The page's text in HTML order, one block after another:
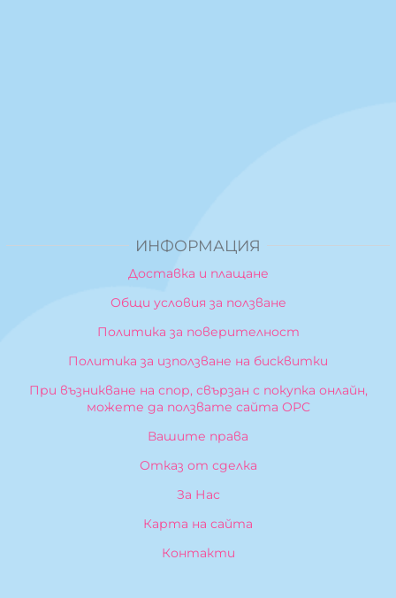
ИНФОРМАЦИЯ
Доставка и плащане
Общи условия за ползване
Политика за поверителност
Политика за използване на бисквитки
При възникване на спор, свързан с покупка онлайн,
можете да ползвате сайта ОРС
Вашите права
Отказ от сделка
За Нас
Карта на сайта
Контакти